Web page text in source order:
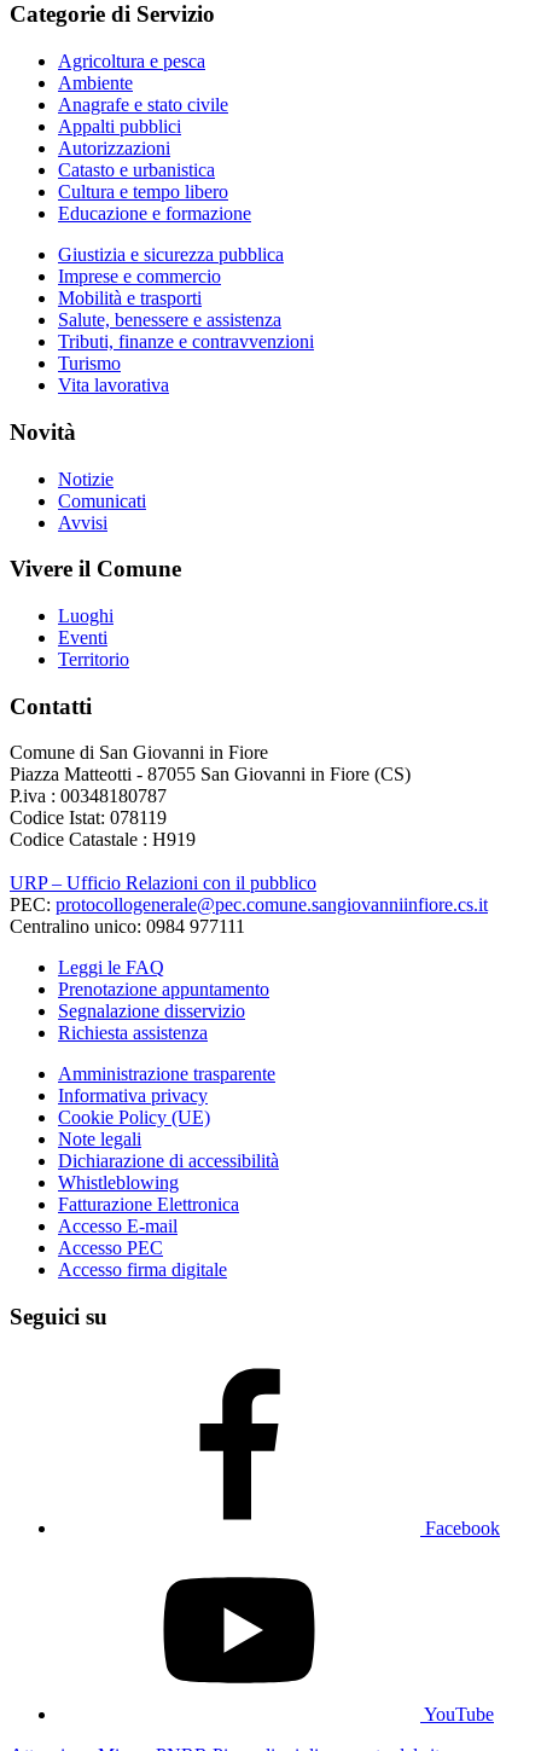
Categorie di Servizio
Agricoltura e pesca
Ambiente
Anagrafe e stato civile
Appalti pubblici
Autorizzazioni
Catasto e urbanistica
Cultura e tempo libero
Educazione e formazione
Giustizia e sicurezza pubblica
Imprese e commercio
Mobilità e trasporti
Salute, benessere e assistenza
Tributi, finanze e contravvenzioni
Turismo
Vita lavorativa
Novità
Notizie
Comunicati
Avvisi
Vivere il Comune
Luoghi
Eventi
Territorio
Contatti
Comune di San Giovanni in Fiore
Piazza Matteotti - 87055 San Giovanni in Fiore (CS)
P.iva : 00348180787
Codice Istat: 078119
Codice Catastale : H919
URP – Ufficio Relazioni con il pubblico
PEC: protocollogenerale@pec.comune.sangiovanniinfiore.cs.it
Centralino unico: 0984 977111
Leggi le FAQ
Prenotazione appuntamento
Segnalazione disservizio
Richiesta assistenza
Amministrazione trasparente
Informativa privacy
Cookie Policy (UE)
Note legali
Dichiarazione di accessibilità
Whistleblowing
Fatturazione Elettronica
Accesso E-mail
Accesso PEC
Accesso firma digitale
Seguici su
Facebook
YouTube